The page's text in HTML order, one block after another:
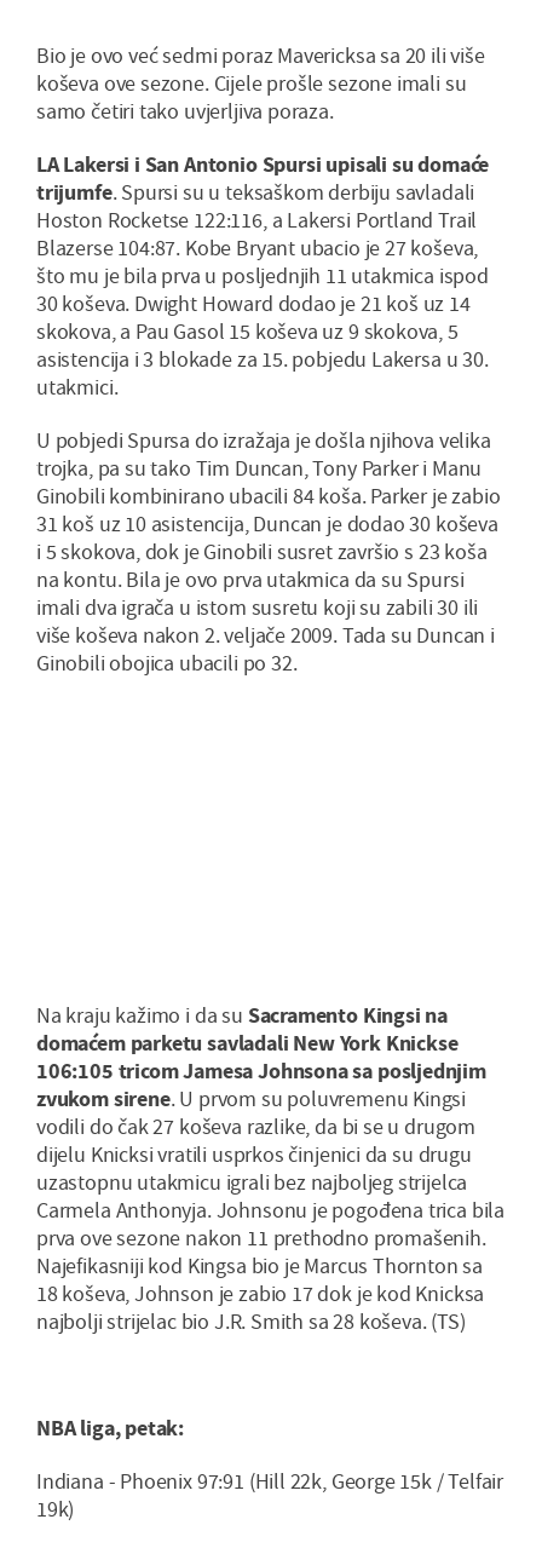
Bio je ovo već sedmi poraz Mavericksa sa 20 ili više
koševa ove sezone. Cijele prošle sezone imali su
samo četiri tako uvjerljiva poraza.
LA Lakersi i San Antonio Spursi upisali su domaće
trijumfe. Spursi su u teksaškom derbiju savladali
Hoston Rocketse 122:116, a Lakersi Portland Trail
Blazerse 104:87. Kobe Bryant ubacio je 27 koševa,
što mu je bila prva u posljednjih 11 utakmica ispod
30 koševa. Dwight Howard dodao je 21 koš uz 14
skokova, a Pau Gasol 15 koševa uz 9 skokova, 5
asistencija i 3 blokade za 15. pobjedu Lakersa u 30.
utakmici.
U pobjedi Spursa do izražaja je došla njihova velika
trojka, pa su tako Tim Duncan, Tony Parker i Manu
Ginobili kombinirano ubacili 84 koša. Parker je zabio
31 koš uz 10 asistencija, Duncan je dodao 30 koševa
i 5 skokova, dok je Ginobili susret završio s 23 koša
na kontu. Bila je ovo prva utakmica da su Spursi
imali dva igrača u istom susretu koji su zabili 30 ili
više koševa nakon 2. veljače 2009. Tada su Duncan i
Ginobili obojica ubacili po 32.
Na kraju kažimo i da su Sacramento Kingsi na
domaćem parketu savladali New York Knickse
106:105 tricom Jamesa Johnsona sa posljednjim
zvukom sirene. U prvom su poluvremenu Kingsi
vodili do čak 27 koševa razlike, da bi se u drugom
dijelu Knicksi vratili usprkos činjenici da su drugu
uzastopnu utakmicu igrali bez najboljeg strijelca
Carmela Anthonyja. Johnsonu je pogođena trica bila
prva ove sezone nakon 11 prethodno promašenih.
Najefikasniji kod Kingsa bio je Marcus Thornton sa
18 koševa, Johnson je zabio 17 dok je kod Knicksa
najbolji strijelac bio J.R. Smith sa 28 koševa. (TS)
NBA liga, petak:
Indiana - Phoenix 97:91 (Hill 22k, George 15k / Telfair
19k)